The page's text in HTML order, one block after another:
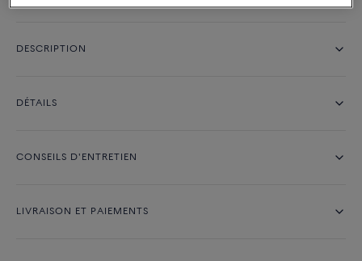
DESCRIPTION
DÉTAILS
CONSEILS D'ENTRETIEN
LIVRAISON ET PAIEMENTS